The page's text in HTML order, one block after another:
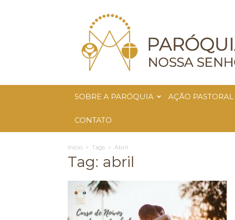
Paróquia
Nossa
Senhora
da
Glória
SOBRE A PARÓQUIA AÇÃO PASTORAL
CONTATO
Início Tags Abril
Tag: abril